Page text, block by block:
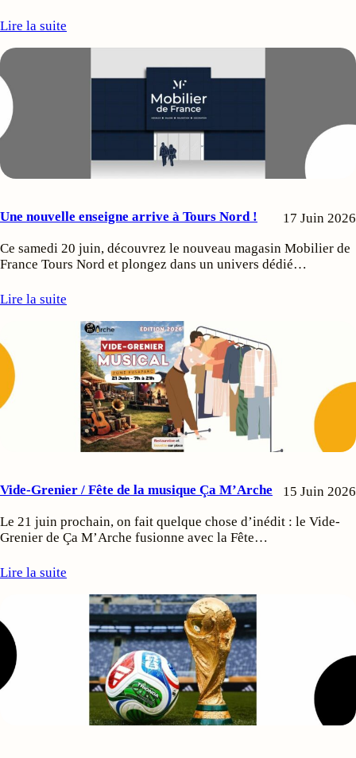
Lire la suite
Une nouvelle enseigne arrive à Tours Nord ! 17 Juin 2026
Ce samedi 20 juin, découvrez le nouveau magasin Mobilier de
France Tours Nord et plongez dans un univers dédié…
Lire la suite
Vide-Grenier / Fête de la musique Ça M’Arche 15 Juin 2026
Le 21 juin prochain, on fait quelque chose d’inédit : le Vide-
Grenier de Ça M’Arche fusionne avec la Fête…
Lire la suite